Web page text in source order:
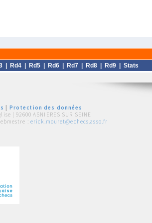
Rd4 Rd5 Rd6 Rd7 Rd8 Rd9 Stats
Protection des données
| 92600 ASNIERES SUR SEINE
: erick.mouret@echecs.asso.fr